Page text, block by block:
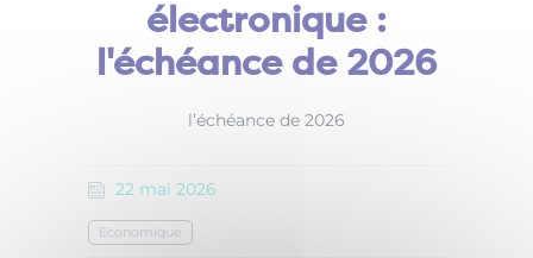
électronique :
l'échéance de 2026
l’échéance de 2026
22 mai 2026
Economique